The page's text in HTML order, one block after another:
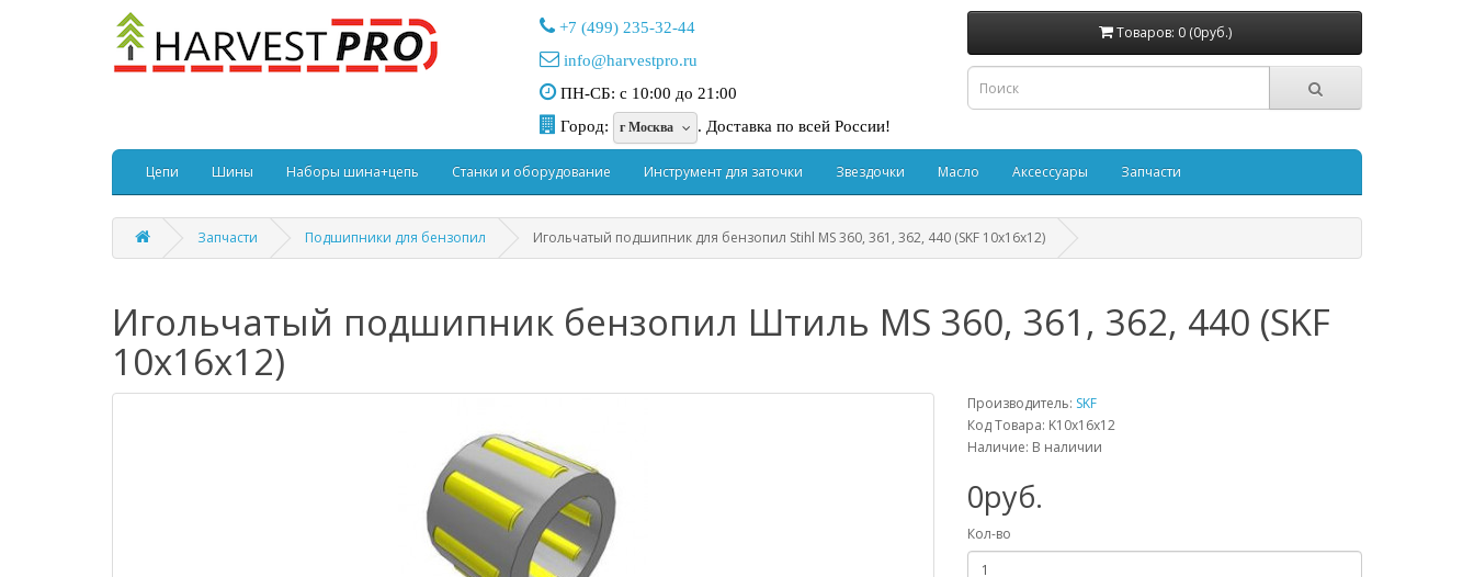
+7 (499) 235-32-44
info@harvestpro.ru
ПН-СБ: с 10:00 до 21:00
Город:
г Москва . Доставка по всей России!
Товаров: 0 (0руб.)
Цепи Шины Наборы шина+цепь Станки и оборудование Инструмент для заточки Звездочки Масло Аксессуары Запчасти
Запчасти Подшипники для бензопил Игольчатый подшипник для бензопил Stihl MS 360, 361, 362, 440 (SKF 10x16x12)
Игольчатый подшипник бензопил Штиль MS 360, 361, 362, 440 (SKF
10x16x12)
Производитель: SKF
Код Товара: K10x16x12
Наличие: В наличии
0руб.
Кол-во